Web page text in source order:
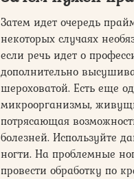
Затем идет очередь
некоторых случаях
если речь идет о
дополнительно
шероховатой. Есть еще
микроорганизмы,
потрясающая
болезней. Используйте
ногти. На проблемные
провести обработку по